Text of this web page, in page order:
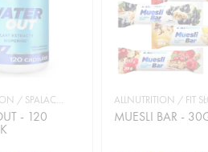
ALLNUTRITION / SPALACZE TŁUSZCZU
- 120
MUESLI BAR -